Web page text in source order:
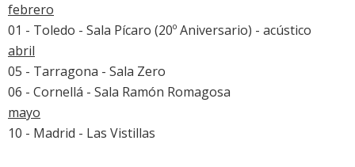
febrero
01 - Toledo - Sala Pícaro (20º Aniversario) - acústico
abril
05 - Tarragona - Sala Zero
06 - Cornellá - Sala Ramón Romagosa
mayo
10 - Madrid - Las Vistillas